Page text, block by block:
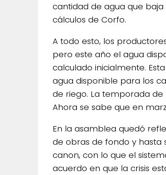
cantidad de agua que
cálculos de Corfo.
A todo esto, los
pero este año el agua
calculado inicialmente.
agua disponible para los
de riego. La temporada
Ahora se sabe que en
En la asamblea quedó
de obras de fondo y hasta
canon, con lo que el
acuerdo en que la crisis